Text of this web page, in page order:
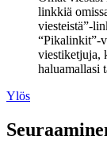
linkkiä
viesteistä”-
“Pikalinkit”-
viestiketjuja,
haluamallasi
Ylös